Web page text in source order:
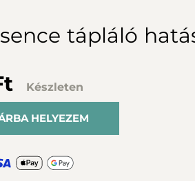
tápláló
Készleten
HELYEZEM